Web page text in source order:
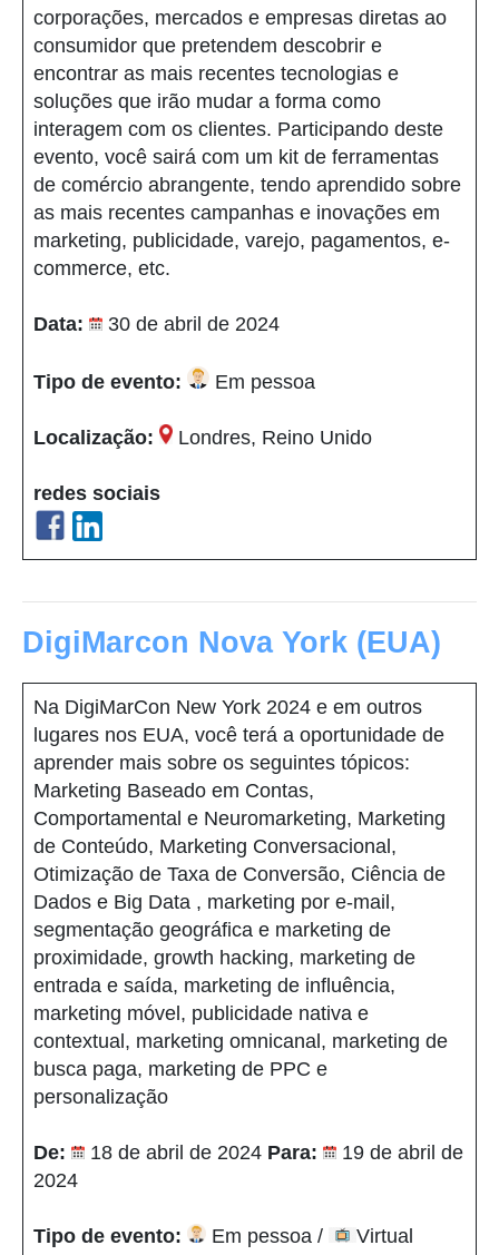
corporações, mercados e empresas diretas ao
consumidor que pretendem descobrir e
encontrar as mais recentes tecnologias e
soluções que irão mudar a forma como
interagem com os clientes. Participando deste
evento, você sairá com um kit de ferramentas
de comércio abrangente, tendo aprendido sobre
as mais recentes campanhas e inovações em
marketing, publicidade, varejo, pagamentos, e-
commerce, etc.
Data: 30 de abril de 2024
Tipo de evento: Em pessoa
Localização: Londres, Reino Unido
redes sociais
DigiMarcon Nova York (EUA)
Na DigiMarCon New York 2024 e em outros
lugares nos EUA, você terá a oportunidade de
aprender mais sobre os seguintes tópicos:
Marketing Baseado em Contas,
Comportamental e Neuromarketing, Marketing
de Conteúdo, Marketing Conversacional,
Otimização de Taxa de Conversão, Ciência de
Dados e Big Data , marketing por e-mail,
segmentação geográfica e marketing de
proximidade, growth hacking, marketing de
entrada e saída, marketing de influência,
marketing móvel, publicidade nativa e
contextual, marketing omnicanal, marketing de
busca paga, marketing de PPC e
personalização
De: 18 de abril de 2024 Para:
19 de abril de
2024
Tipo de evento: Em pessoa / Virtual